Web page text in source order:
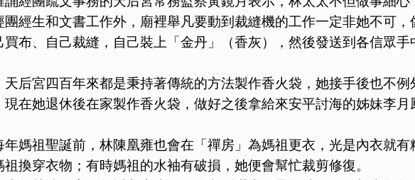
團經生和文書工作外，廟裡舉凡要動到裁縫機的工作一定非她不可
布、自己裁縫，自己裝上「金丹」（香灰），然後發送到各信眾
宮四百年來都是秉持著傳統的方法製作香火袋，她接手後也不例
現在她退休後在家製作香火袋，做好之後拿給來安平討海的姊妹李
祖聖誕前，林陳凰雍也會在「禪房」為媽祖更衣，光是內衣就有
換穿衣物；有時媽祖的水袖有破損，她便會幫忙裁剪修復。